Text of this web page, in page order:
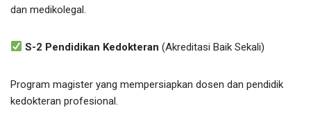
dan medikolegal.
S-2 Pendidikan Kedokteran (Akreditasi Baik Sekali)
Program magister yang mempersiapkan dosen dan pendidik
kedokteran profesional.